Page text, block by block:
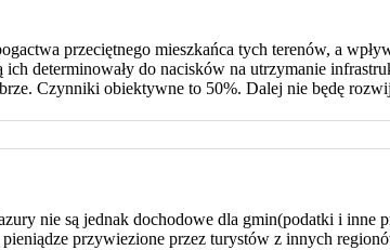
przeciętnego mieszkańca tych terenów, a
determinowały do nacisków na utrzymanie
Czynniki obiektywne to 50%. Dalej nie będę
nie są jednak dochodowe dla gmin(podatki i inne
przywiezione przez turystów z innych